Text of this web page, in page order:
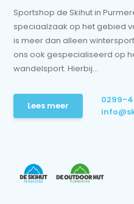
Sportshop de Skihut in
speciaalzaak op het gebied
is meer dan alleen
ons ook gespecialiseerd op
wandelsport. Hierbij...
Lees meer
0299-